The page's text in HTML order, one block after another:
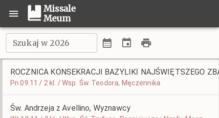
Missale
Meum
Szukaj w 2026
ROCZNICA KONSEKRACJI BAZYLIKI NAJŚWIĘTSZEGO
Pn 09.11 / 2 kl. / Wsp. Św. Teodora, Męczennika
Św. Andrzeja z Avellino, Wyznawcy